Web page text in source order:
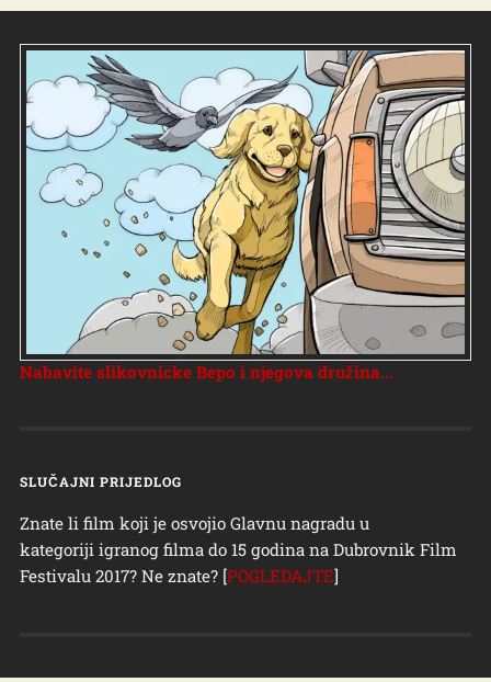
Nabavite slikovnicke Bepo i njegova družina...
SLUČAJNI PRIJEDLOG
Znate li film koji je osvojio Glavnu nagradu u
kategoriji igranog filma do 15 godina na Dubrovnik Film
Festivalu 2017? Ne znate? [POGLEDAJTE]